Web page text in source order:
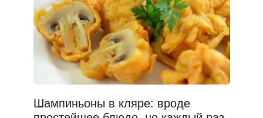
Шампиньоны в кляре: вроде